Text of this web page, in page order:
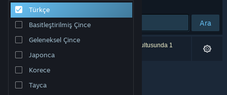
Destek
Dili değiştir
Steam mobil uygulamasını yükle
Masaüstü internet sitesini görüntüle
Türkçe
Basitleştirilmiş Çince
Geleneksel Çince
Japonca
Korece
Tayca
Sırala Uygunluk
Ara
0 sonuç aramanızla eşleşiyor. Tercihleriniz doğrultusunda 1
ürün dâhil edilmedi.